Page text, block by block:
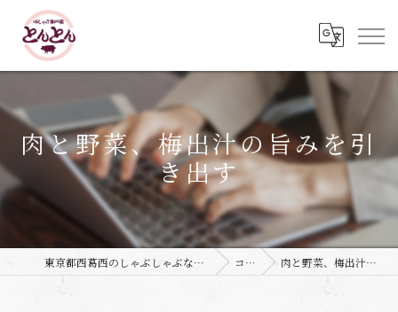
肉と野菜、梅出汁の旨みを引
き出す
東京都西葛西のしゃぶしゃぶなら豚しゃぶ専門店 とんとん コラム 肉と野菜、梅出汁の旨みを引き出す